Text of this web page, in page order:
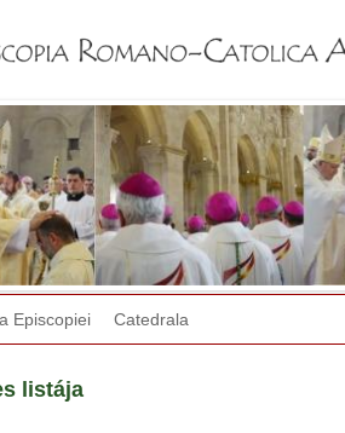
Episcopiei Catedrala
listája